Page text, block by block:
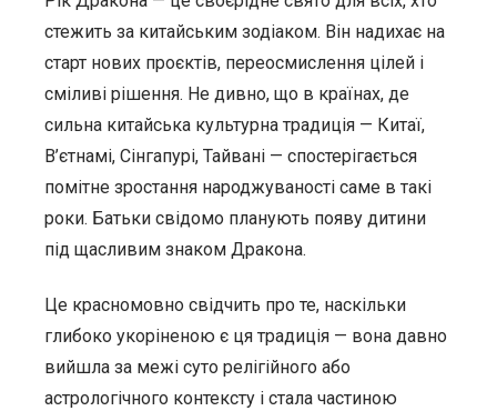
стежить за китайським зодіаком. Він надихає на
старт нових проєктів, переосмислення цілей і
сміливі рішення. Не дивно, що в країнах, де
сильна китайська культурна традиція — Китаї,
В’єтнамі, Сінгапурі, Тайвані — спостерігається
помітне зростання народжуваності саме в такі
роки. Батьки свідомо планують появу дитини
під щасливим знаком Дракона.
Це красномовно свідчить про те, наскільки
глибоко укоріненою є ця традиція — вона давно
вийшла за межі суто релігійного або
астрологічного контексту і стала частиною